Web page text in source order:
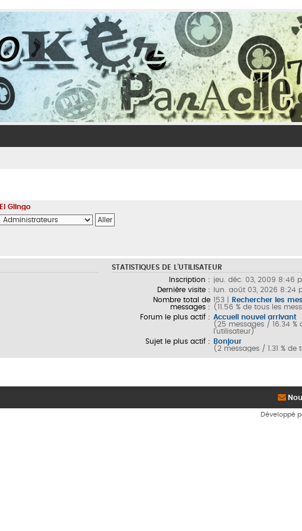
El Glingo
STATISTIQUES DE L’UTILISATEUR
Inscription : jeu. déc. 03, 2009 8:46
Dernière visite :
lun. août 03, 2026 8:24
Nombre total de
messages :
153 |
Rechercher les
(11.56 % de tous les
Forum le plus actif : Accueil nouvel arrivant
(25 messages / 16.34 %
l’utilisateur)
Sujet le plus actif :
Bonjour
(2 messages / 1.31 % de
Développé